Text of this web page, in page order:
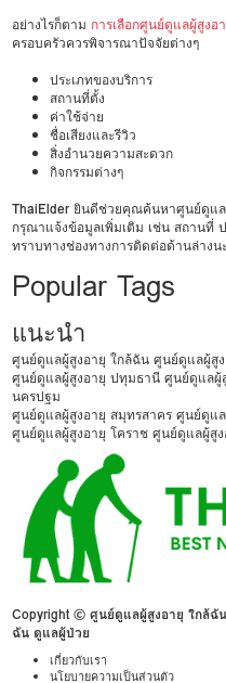
อย่างไรก็ตาม การเลือกศูนย์ดูแลผู้สูง
ครอบครัวควรพิจารณาปัจจัยต่างๆ
ประเภทของบริการ
สถานที่ตั้ง
ค่าใช้จ่าย
ชื่อเสียงและรีวิว
สิ่งอำนวยความสะดวก
กิจกรรมต่างๆ
ThaiElder ยินดีช่วยคุณค้นหาศูนย์ดูแล
กรุณาแจ้งข้อมูลเพิ่มเติม เช่น สถานที่
ทราบทางช่องทางการติดต่อด้านล่างน
Popular Tags
แนะนำ
ศูนย์ดูแลผู้สูงอายุ ใกล้ฉัน ศูนย์ดูแลผู้สู
ศูนย์ดูแลผู้สูงอายุ ปทุมธานี ศูนย์ดูแลผู้
นครปฐม
ศูนย์ดูแลผู้สูงอายุ สมุทรสาคร ศูนย์ดูแ
ศูนย์ดูแลผู้สูงอายุ โคราช ศูนย์ดูแลผู้สู
Copyright © ศูนย์ดูแลผู้สูงอายุ ใกล้ฉั
ฉัน ดูแลผู้ป่วย
เกี่ยวกับเรา
นโยบายความเป็นส่วนตัว